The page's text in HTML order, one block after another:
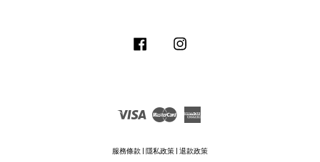
Facebook
Visa Master
服務條款 隱私政策 退款政策